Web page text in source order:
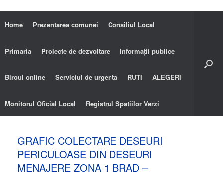
Home Prezentarea comunei Consiliul Local
Primaria Proiecte de dezvoltare Informații publice
Biroul online Serviciul de urgenta RUTI ALEGERI
Monitorul Oficial Local Registrul Spatiilor Verzi
GRAFIC COLECTARE DESEURI
PERICULOASE DIN DESEURI
MENAJERE ZONA 1 BRAD –